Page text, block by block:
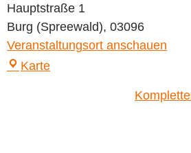
Hauptstraße 1
Burg (Spreewald), 03096
Veranstaltungsort anschauen
Karte